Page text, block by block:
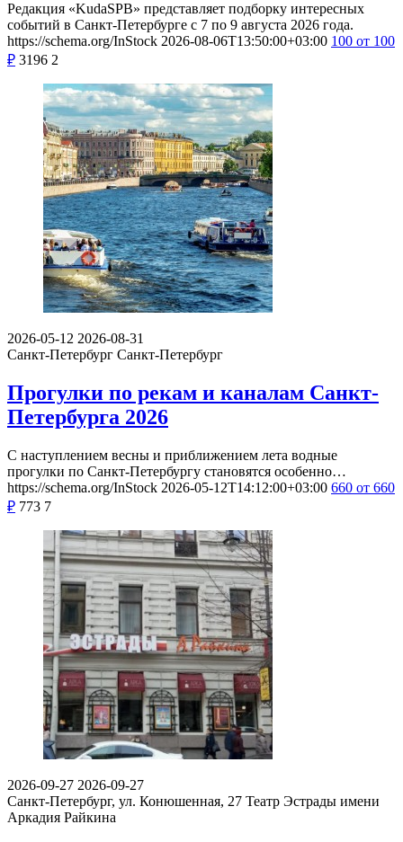
Редакция «KudaSPB» представляет подборку интересных
событий в Санкт-Петербурге с 7 по 9 августа 2026 года.
https://schema.org/InStock 2026-08-06T13:50:00+03:00 100 от 100
₽ 3196 2
2026-05-12 2026-08-31
Санкт-Петербург Санкт-Петербург
Прогулки по рекам и каналам Санкт-
Петербурга 2026
С наступлением весны и приближением лета водные
прогулки по Санкт-Петербургу становятся особенно…
https://schema.org/InStock 2026-05-12T14:12:00+03:00 660 от 660
₽ 773 7
2026-09-27 2026-09-27
Cанкт-Петербург, ул. Конюшенная, 27 Театр Эстрады имени
Аркадия Райкина